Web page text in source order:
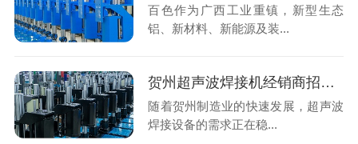
百色作为广西工业重镇，新型生态
铝、新材料、新能源及装...
贺州超声波焊接机经销商招募，声峰源头工厂诚邀东融合伙人
随着贺州制造业的快速发展，超声波
焊接设备的需求正在稳...